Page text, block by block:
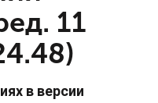
11
в версии